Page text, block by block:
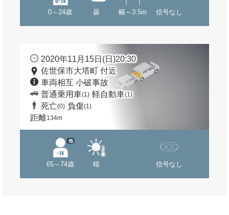
0～24歳 曇 幅～3.5m 信号なし
2020年11月15日(日)20:30
佐世保市大塔町 付近
車両相互 小破事故
普通乗用車(1) 軽自動車(1)
死亡(0) 負傷(1)
距離134m
65～74歳
他
晴 信号なし